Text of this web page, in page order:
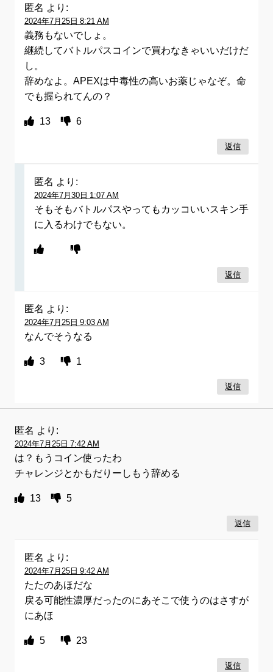
匿名 より:
2024年7月25日 8:21 AM
義務もないでしょ。
継続してバトルパスコインで買わなきゃいいだけだ
し。
辞めなよ。APEXは中毒性の高いお薬じゃなぞ。命
でも握られてんの？
13 6
返信
匿名 より:
2024年7月30日 1:07 AM
そもそもバトルパスやってもカッコいいスキン手
に入るわけでもない。
返信
匿名 より:
2024年7月25日 9:03 AM
なんでそうなる
3 1
返信
匿名 より:
2024年7月25日 7:42 AM
は？もうコイン使ったわ
チャレンジとかもだりーしもう辞める
13 5
返信
匿名 より:
2024年7月25日 9:42 AM
たたのあほだな
戻る可能性濃厚だったのにあそこで使うのはさすが
にあほ
5 23
返信